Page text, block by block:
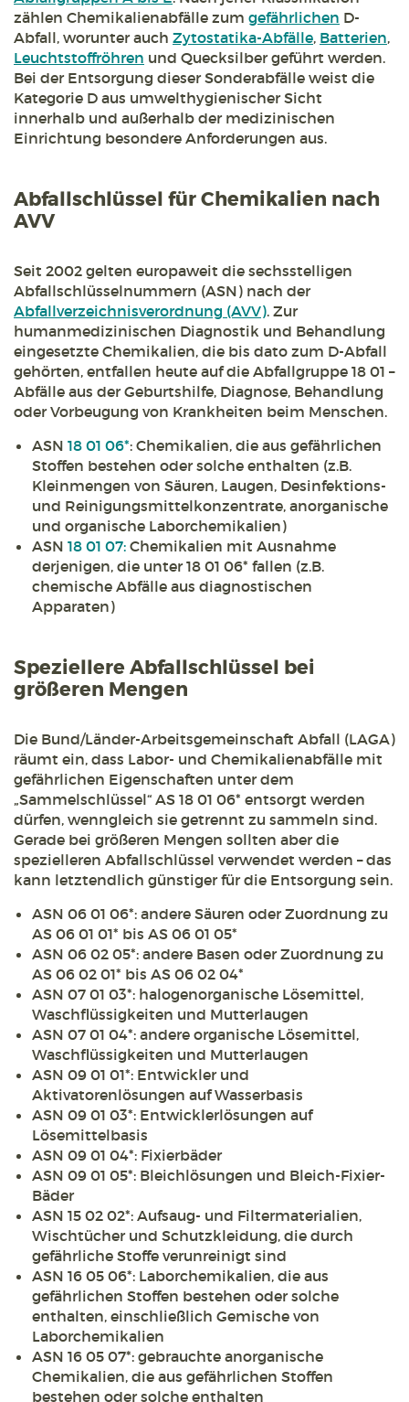
zählen Chemikalienabfälle zum gefährlichen D-
Abfall, worunter auch Zytostatika-Abfälle, Batterien,
Leuchtstoffröhren und Quecksilber geführt werden.
Bei der Entsorgung dieser Sonderabfälle weist die
Kategorie D aus umwelthygienischer Sicht
innerhalb und außerhalb der medizinischen
Einrichtung besondere Anforderungen aus.
Abfallschlüssel für Chemikalien nach
AVV
Seit 2002 gelten europaweit die sechsstelligen
Abfallschlüsselnummern (ASN) nach der
Abfallverzeichnisverordnung (AVV). Zur
humanmedizinischen Diagnostik und Behandlung
eingesetzte Chemikalien, die bis dato zum D-Abfall
gehörten, entfallen heute auf die Abfallgruppe 18 01 –
Abfälle aus der Geburtshilfe, Diagnose, Behandlung
oder Vorbeugung von Krankheiten beim Menschen.
ASN 18 01 06*: Chemikalien, die aus gefährlichen
Stoffen bestehen oder solche enthalten (z.B.
Kleinmengen von Säuren, Laugen, Desinfektions-
und Reinigungsmittelkonzentrate, anorganische
und organische Laborchemikalien)
ASN 18 01 07: Chemikalien mit Ausnahme
derjenigen, die unter 18 01 06* fallen (z.B.
chemische Abfälle aus diagnostischen
Apparaten)
Speziellere Abfallschlüssel bei
größeren Mengen
Die Bund/Länder-Arbeitsgemeinschaft Abfall (LAGA)
räumt ein, dass Labor- und Chemikalienabfälle mit
gefährlichen Eigenschaften unter dem
„Sammelschlüssel“ AS 18 01 06* entsorgt werden
dürfen, wenngleich sie getrennt zu sammeln sind.
Gerade bei größeren Mengen sollten aber die
spezielleren Abfallschlüssel verwendet werden – das
kann letztendlich günstiger für die Entsorgung sein.
ASN 06 01 06*: andere Säuren oder Zuordnung zu
AS 06 01 01* bis AS 06 01 05*
ASN 06 02 05*: andere Basen oder Zuordnung zu
AS 06 02 01* bis AS 06 02 04*
ASN 07 01 03*: halogenorganische Lösemittel,
Waschflüssigkeiten und Mutterlaugen
ASN 07 01 04*: andere organische Lösemittel,
Waschflüssigkeiten und Mutterlaugen
ASN 09 01 01*: Entwickler und
Aktivatorenlösungen auf Wasserbasis
ASN 09 01 03*: Entwicklerlösungen auf
Lösemittelbasis
ASN 09 01 04*: Fixierbäder
ASN 09 01 05*: Bleichlösungen und Bleich-Fixier-
Bäder
ASN 15 02 02*: Aufsaug- und Filtermaterialien,
Wischtücher und Schutzkleidung, die durch
gefährliche Stoffe verunreinigt sind
ASN 16 05 06*: Laborchemikalien, die aus
gefährlichen Stoffen bestehen oder solche
enthalten, einschließlich Gemische von
Laborchemikalien
ASN 16 05 07*: gebrauchte anorganische
Chemikalien, die aus gefährlichen Stoffen
bestehen oder solche enthalten